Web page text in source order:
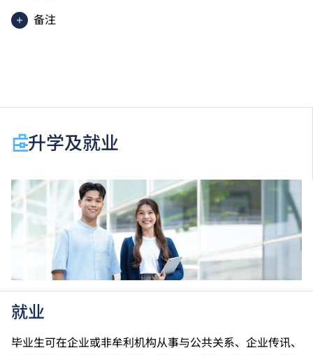
备注
／「C级或以上」的成绩，于申请入学时会被视为等同
香港中学文凭考试科目成绩达「第二级」／「第三
能力水平达A2或以上、日语达N3或以上 及 韩语达
TOPIK II, 3级或以上，均被接受为一般入学条件中的五
科之一。2026年起，乌尔都语成绩达E级或以上亦会被
接受。详情请按此处。
香港中学文凭考试应用学习科目（乙类科目）取得「达
标」／「达标并表现优异 (I)」／「达标并表现优异
凭考试科目成绩达「第二级」／「第三级」／「第四
级」；最多计算两科应用学习科目（应用学习中文除
外）。学士学位课程考虑相关应用学习科目的成绩。相
升学及就业
就业
毕业生可在企业或非牟利机构从事与公共关系、企业传讯、